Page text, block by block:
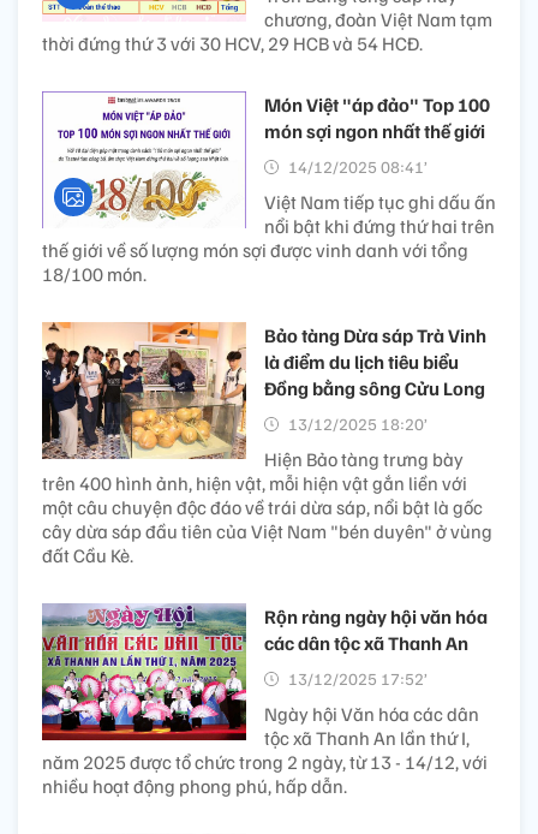
chương, đoàn Việt Nam tạm
thời đứng thứ 3 với 30 HCV, 29 HCB và 54 HCĐ.
Món Việt "áp đảo" Top 100
món sợi ngon nhất thế giới
14/12/2025 08:41’
Việt Nam tiếp tục ghi dấu ấn
nổi bật khi đứng thứ hai trên
thế giới về số lượng món sợi được vinh danh với tổng
18/100 món.
Bảo tàng Dừa sáp Trà Vinh
là điểm du lịch tiêu biểu
Đồng bằng sông Cửu Long
13/12/2025 18:20’
Hiện Bảo tàng trưng bày
trên 400 hình ảnh, hiện vật, mỗi hiện vật gắn liền với
một câu chuyện độc đáo về trái dừa sáp, nổi bật là gốc
cây dừa sáp đầu tiên của Việt Nam "bén duyên" ở vùng
đất Cầu Kè.
Rộn ràng ngày hội văn hóa
các dân tộc xã Thanh An
13/12/2025 17:52’
Ngày hội Văn hóa các dân
tộc xã Thanh An lần thứ I,
năm 2025 được tổ chức trong 2 ngày, từ 13 - 14/12, với
nhiều hoạt động phong phú, hấp dẫn.